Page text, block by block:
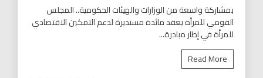
بمشاركة واسعة من الوزارات والهيئات الحكومية.. المجلس
القومي للمرأة يعقد مائدة مستديرة لدعم التمكين الاقتصادي
للمرأة في إطار مبادرة...
Read More